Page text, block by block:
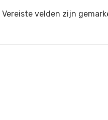
Vereiste velden zijn